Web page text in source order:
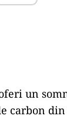
un
carbon